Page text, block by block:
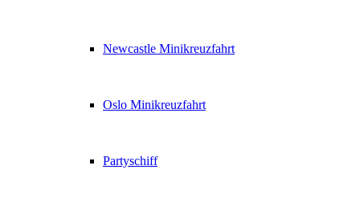
Newcastle Minikreuzfahrt
Oslo Minikreuzfahrt
Partyschiff